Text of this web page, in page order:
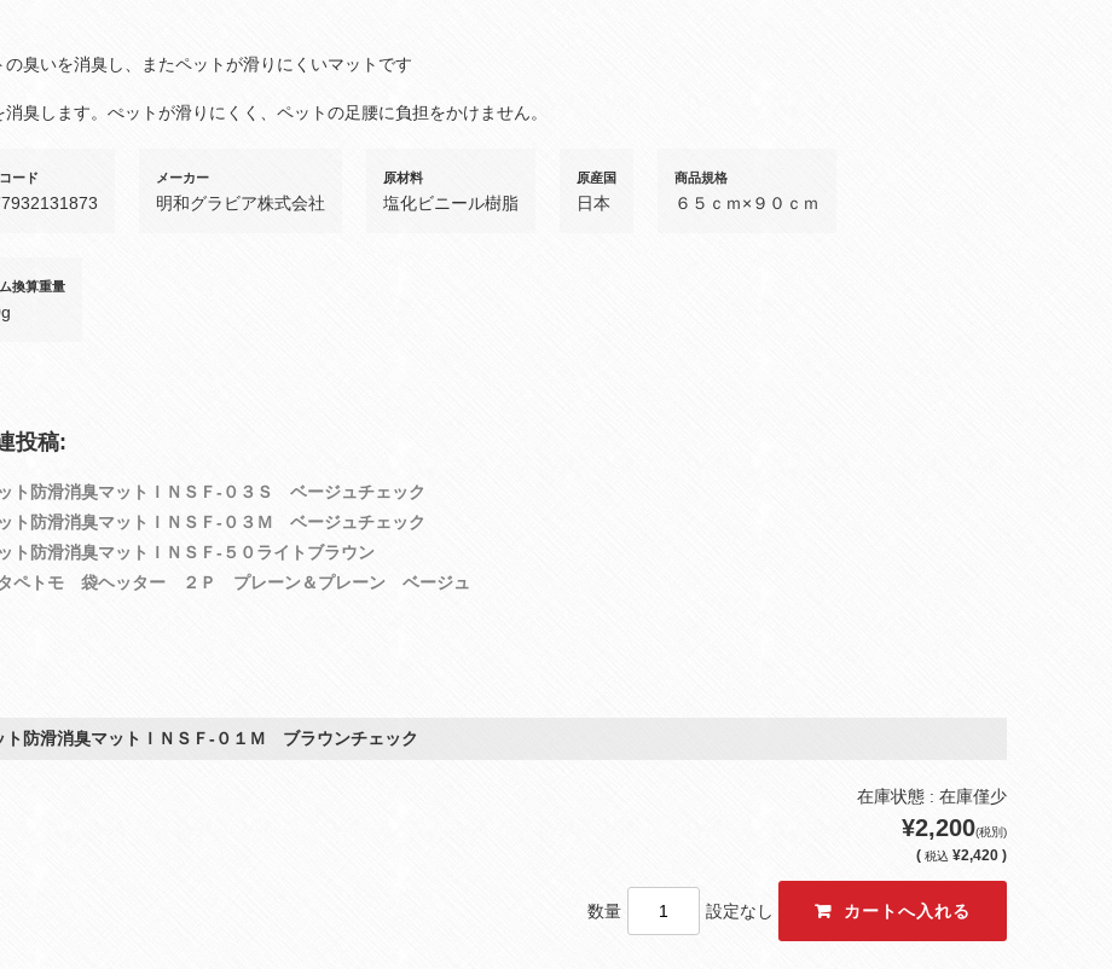
の臭いを消臭し、またペットが滑りにくいマットです
消臭します。ぺットが滑りにくく、ペットの足腰に負担をかけません。
ード メーカー
明和グラビア株式会社
原材料
塩化ビニール樹脂
原産国
日本
商品規格
６５ｃｍ×９０ｃｍ
換算重量
投稿:
ト防滑消臭マットＩＮＳＦ‐０３Ｓ ベージュチェック
ト防滑消臭マットＩＮＳＦ‐０３Ｍ ベージュチェック
ト防滑消臭マットＩＮＳＦ‐５０ライトブラウン
ペトモ 袋ヘッター ２Ｐ プレーン＆プレーン ベージュ
ト防滑消臭マットＩＮＳＦ‐０１Ｍ ブラウンチェック
在庫状態 : 在庫僅少
¥2,200(税別)
( 税込 ¥2,420 )
数量 設定なし